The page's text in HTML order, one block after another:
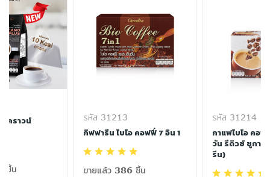
คราวน์
ชิ้น
รหัส 31213
กิฟฟารีน ไบโอ คอฟฟี่ 7 อิน 1
ขายแล้ว 386 ชิ้น
รหัส 31214
กาแฟไบโอ คอฟ
วัน รีดิวซ์ ชูการ์
รีน)